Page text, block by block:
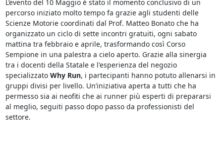
L’evento del 10 Maggio è stato il momento conclusivo di un
percorso iniziato molto tempo fa grazie agli studenti delle
Scienze Motorie coordinati dal Prof. Matteo Bonato che ha
organizzato un ciclo di sette incontri gratuiti, ogni sabato
mattina tra febbraio e aprile, trasformando così Corso
Sempione in una palestra a cielo aperto. Grazie alla sinergia
tra i docenti della Statale e l'esperienza del negozio
specializzato Why Run, i partecipanti hanno potuto allenarsi in
gruppi divisi per livello. Un’iniziativa aperta a tutti che ha
permesso sia ai neofiti che ai runner più esperti di prepararsi
al meglio, seguiti passo dopo passo da professionisti del
settore.